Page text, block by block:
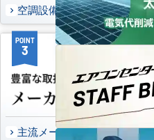
空調設備のご提案について
POINT
3
主流メーカーを全取扱可能